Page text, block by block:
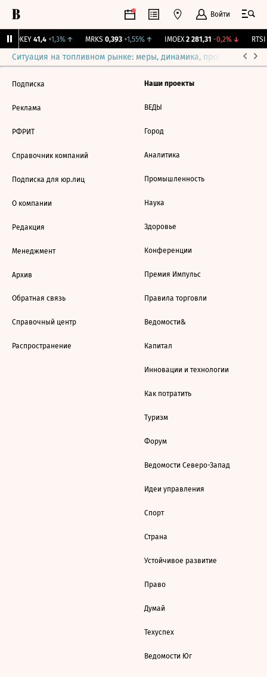
Войти
OKEY 41,4 +1,3%↑ MRKS 0,393 +1,55%↑ IMOEX 2 281,31 -0,2%↓ RTSI
Ситуация на топливном рынке: меры, динамика, прогнозы
Подписка
Реклама
РФРИТ
Справочник компаний
Подписка для юр.лиц
О компании
Редакция
Менеджмент
Архив
Обратная связь
Справочный центр
Распространение
Наши проекты
ВЕДЫ
Город
Аналитика
Промышленность
Наука
Здоровье
Конференции
Премия Импульс
Правила торговли
Ведомости&
Капитал
Инновации и технологии
Как потратить
Туризм
Форум
Ведомости Северо-Запад
Идеи управления
Спорт
Страна
Устойчивое развитие
Право
Думай
Техуспех
Ведомости Юг